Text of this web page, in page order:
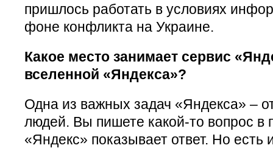
пришлось работать в условиях
фоне конфликта на Украине.
Какое место занимает сервис
вселенной «Яндекса»?
Одна из важных задач «Яндекса» –
людей. Вы пишете какой-то вопрос в
«Яндекс» показывает ответ. Но есть